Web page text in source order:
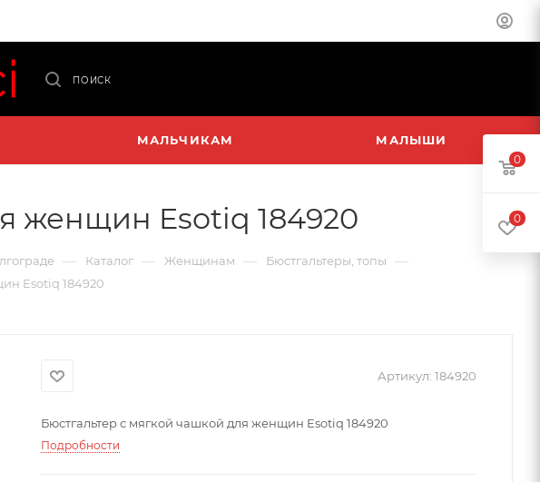
ПОИСК
МАЛЬЧИКАМ МАЛЫШИ
женщин Esotiq 184920
— Каталог — Женщинам — Бюстгальтеры, топы —
Esotiq 184920
Артикул: 184920
Бюстгальтер с мягкой чашкой для женщин Esotiq 184920
Подробности
0
0